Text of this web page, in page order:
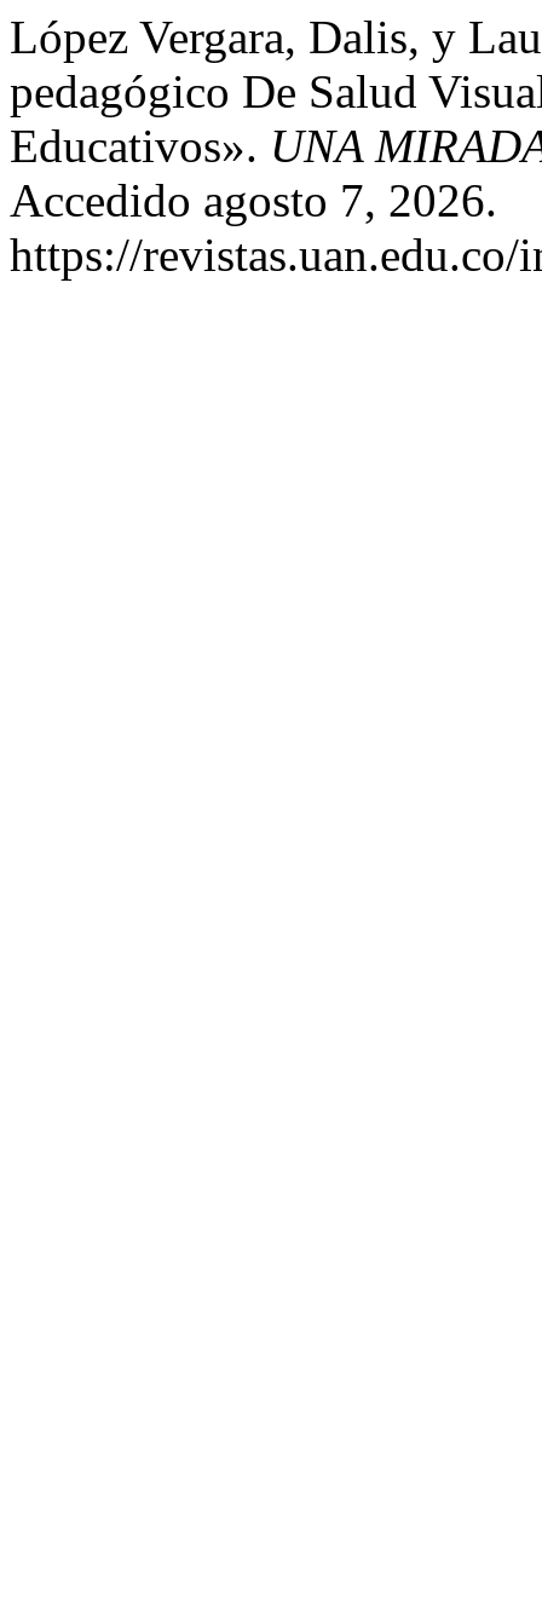
López Vergara, Dalis, y
pedagógico De Salud
Educativos». UNA
Accedido agosto 7, 2026.
https://